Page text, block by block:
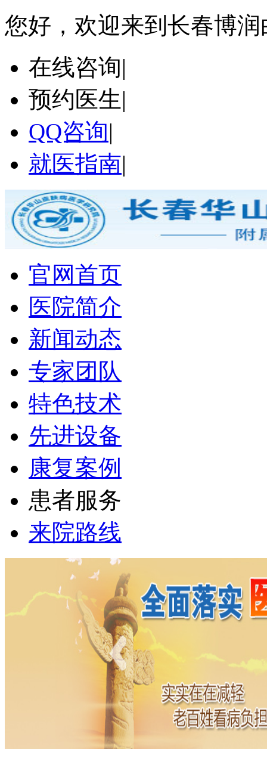
您好，欢迎来到长春博
在线咨询|
预约医生|
QQ咨询|
就医指南|
官网首页
医院简介
新闻动态
专家团队
特色技术
先进设备
康复案例
患者服务
来院路线